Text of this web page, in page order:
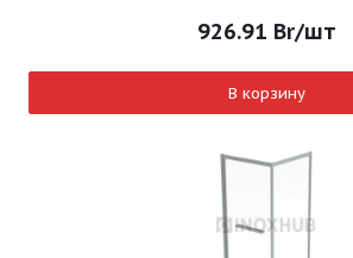
926.91 Br/шт
В корзину